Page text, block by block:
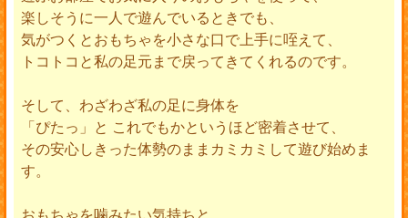
楽しそうに一人で遊んでいるときでも、
気がつくとおもちゃを小さな口で上手に咥えて、
トコトコと私の足元まで戻ってきてくれるのです。
そして、わざわざ私の足に身体を
「ぴたっ」と これでもかというほど密着させて、
その安心しきった体勢のままカミカミして遊び始めま
す。